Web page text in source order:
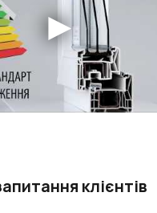
клієнтів